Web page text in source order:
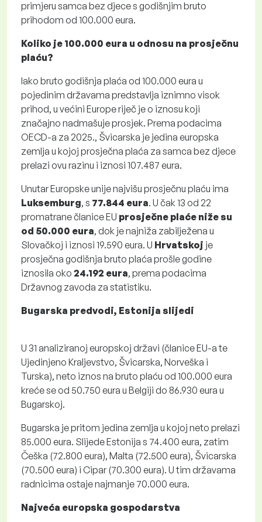
primjeru samca bez djece s godišnjim bruto
prihodom od 100.000 eura.
Koliko je 100.000 eura u odnosu na prosječnu
plaću?
Iako bruto godišnja plaća od 100.000 eura u
pojedinim državama predstavlja iznimno visok
prihod, u većini Europe riječ je o iznosu koji
značajno nadmašuje prosjek. Prema podacima
OECD-a za 2025., Švicarska je jedina europska
zemlja u kojoj prosječna plaća za samca bez djece
prelazi ovu razinu i iznosi 107.487 eura.
Unutar Europske unije najvišu prosječnu plaću ima
Luksemburg, s 77.844 eura. U čak 13 od 22
promatrane članice EU prosječne plaće niže su
od 50.000 eura, dok je najniža zabilježena u
Slovačkoj i iznosi 19.590 eura. U Hrvatskoj je
prosječna godišnja bruto plaća prošle godine
iznosila oko 24.192 eura, prema podacima
Državnog zavoda za statistiku.
Bugarska predvodi, Estonija slijedi
U 31 analiziranoj europskoj državi (članice EU-a te
Ujedinjeno Kraljevstvo, Švicarska, Norveška i
Turska), neto iznos na bruto plaću od 100.000 eura
kreće se od 50.750 eura u Belgiji do 86.930 eura u
Bugarskoj.
Bugarska je pritom jedina zemlja u kojoj neto prelazi
85.000 eura. Slijede Estonija s 74.400 eura, zatim
Češka (72.800 eura), Malta (72.500 eura), Švicarska
(70.500 eura) i Cipar (70.300 eura). U tim državama
radnicima ostaje najmanje 70.000 eura.
Najveća europska gospodarstva